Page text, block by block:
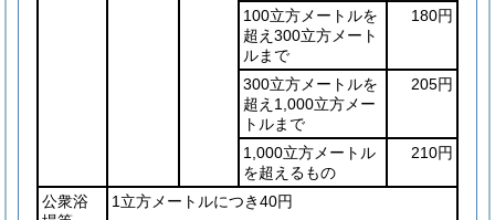
100立方メートルを
超え300立方メート
ルまで
180円
300立方メートルを
超え1,000立方メー
トルまで
205円
1,000立方メートル
を超えるもの
210円
公衆浴
1立方メートルにつき40円